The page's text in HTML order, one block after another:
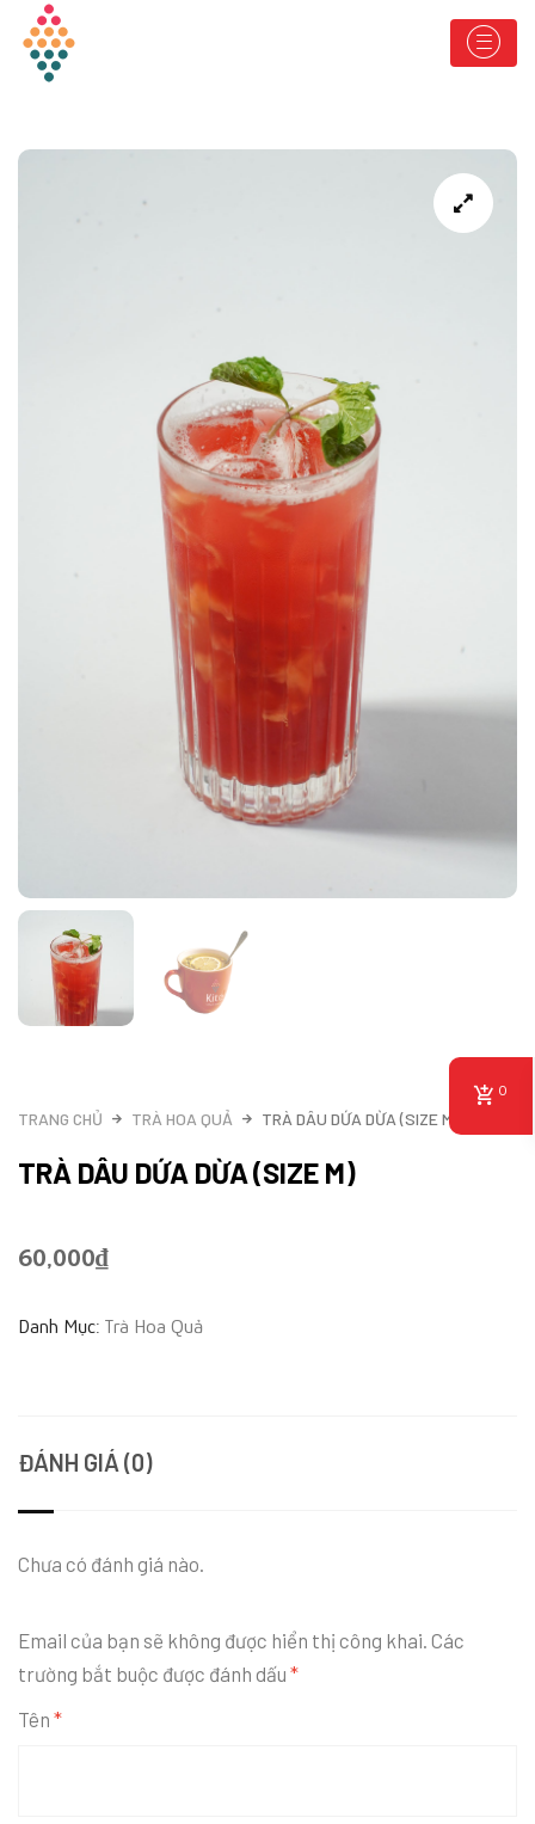
TRANG CHỦ TRÀ HOA QUẢ TRÀ DÂU DỨA DỪA (SIZE M)
TRÀ DÂU DỨA DỪA (SIZE M)
60,000₫
Danh Mục: Trà Hoa Quả
ĐÁNH GIÁ (0)
Chưa có đánh giá nào.
Email của bạn sẽ không được hiển thị công khai. Các
trường bắt buộc được đánh dấu *
Tên *
0